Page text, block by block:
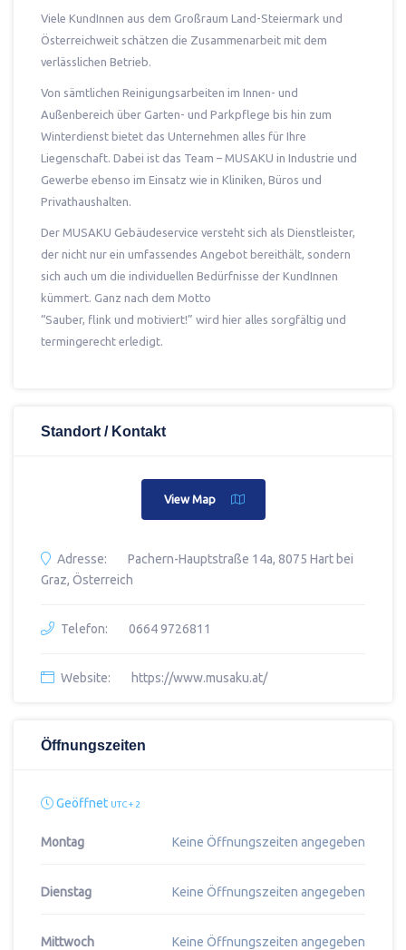
Viele KundInnen aus dem Großraum Land-Steiermark und
Österreichweit schätzen die Zusammenarbeit mit dem
verlässlichen Betrieb.
Von sämtlichen Reinigungsarbeiten im Innen- und
Außenbereich über Garten- und Parkpflege bis hin zum
Winterdienst bietet das Unternehmen alles für Ihre
Liegenschaft. Dabei ist das Team – MUSAKU in Industrie und
Gewerbe ebenso im Einsatz wie in Kliniken, Büros und
Privathaushalten.
Der MUSAKU Gebäudeservice versteht sich als Dienstleister,
der nicht nur ein umfassendes Angebot bereithält, sondern
sich auch um die individuellen Bedürfnisse der KundInnen
kümmert. Ganz nach dem Motto
“Sauber, flink und motiviert!” wird hier alles sorgfältig und
termingerecht erledigt.
Standort / Kontakt
View Map
Adresse:
Pachern-Hauptstraße 14a, 8075 Hart bei
Graz, Österreich
Telefon: 0664 9726811
Website: https://www.musaku.at/
Öffnungszeiten
Geöffnet UTC + 2
Montag Keine Öffnungszeiten angegeben
Dienstag Keine Öffnungszeiten angegeben
Mittwoch Keine Öffnungszeiten angegeben